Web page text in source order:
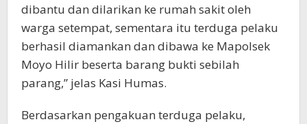
dibantu dan dilarikan ke rumah sakit oleh
warga setempat, sementara itu terduga pelaku
berhasil diamankan dan dibawa ke Mapolsek
Moyo Hilir beserta barang bukti sebilah
parang,” jelas Kasi Humas.
Berdasarkan pengakuan terduga pelaku,